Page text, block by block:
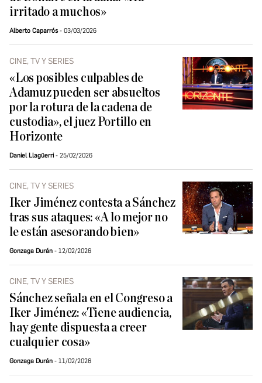
irritado a muchos»
Alberto Caparrós 03/03/2026
CINE, TV Y SERIES
«Los posibles culpables de
Adamuz pueden ser absueltos
por la rotura de la cadena de
custodia», el juez Portillo en
Horizonte
Daniel Llagüerri 25/02/2026
CINE, TV Y SERIES
Iker Jiménez contesta a Sánchez
tras sus ataques: «A lo mejor no
le están asesorando bien»
Gonzaga Durán 12/02/2026
CINE, TV Y SERIES
Sánchez señala en el Congreso a
Iker Jiménez: «Tiene audiencia,
hay gente dispuesta a creer
cualquier cosa»
Gonzaga Durán 11/02/2026